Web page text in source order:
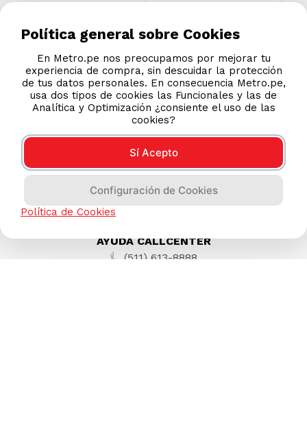
AYUDA CALLCENTER
(511) 613-8888
Política general sobre Cookies
En Metro.pe nos preocupamos por mejorar tu
experiencia de compra, sin descuidar la protección
de tus datos personales. En consecuencia Metro.pe,
usa dos tipos de cookies las Funcionales y las de
Analítica y Optimización ¿consiente el uso de las
cookies?
Sí Acepto
Configuración de Cookies
Política de Cookies